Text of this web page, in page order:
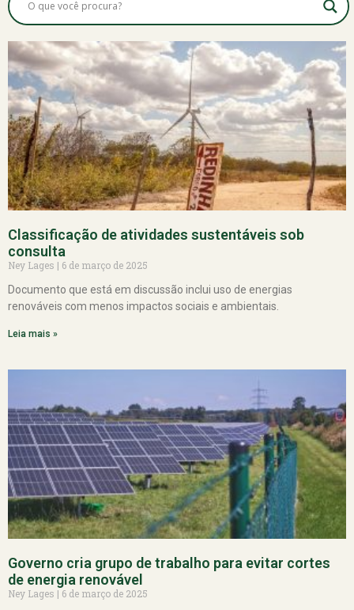
Classificação de atividades sustentáveis sob
consulta
Ney Lages
6 de março de 2025
Documento que está em discussão inclui uso de energias
renováveis com menos impactos sociais e ambientais.
Leia mais »
Governo cria grupo de trabalho para evitar cortes
de energia renovável
Ney Lages
6 de março de 2025